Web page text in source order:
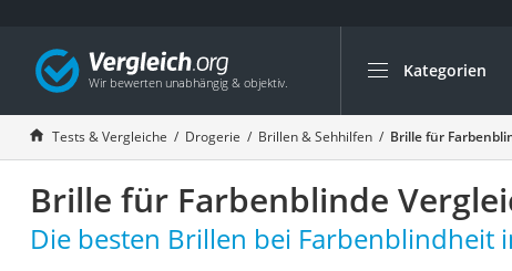
Kategorien
Die beliebtesten
Drogerie
Inhalator
Haarschneider
Rollator
Tests & Vergleiche Drogerie Brillen & Sehhilfen Brille für
Brille für Farbenblinde
Die besten Brillen bei Farbenblindheit